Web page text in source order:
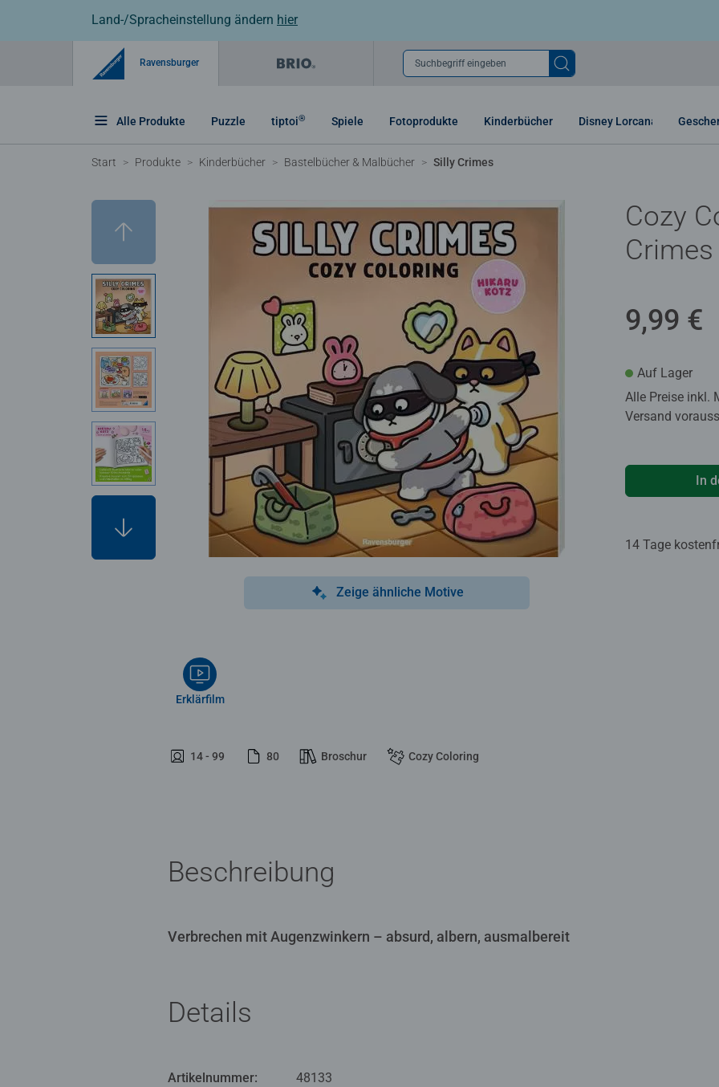
Land-/Spracheinstellung ändern hier
Ravensburger Suchbegriff eingeben
Alle Produkte Puzzle tiptoi® Spiele Fotoprodukte Kinderbücher Disney Lorcana
Start Produkte Kinderbücher Bastelbücher & Malbücher Silly Crimes
Zeige ähnliche Motive
Erklärfilm
14 - 99 80 Broschur Cozy Coloring
Cozy
Crimes
9,99 €
Auf Lager
Alle Preise inkl.
Versand
In
14 Tage
Beschreibung
Verbrechen mit Augenzwinkern – absurd, albern, ausmalbereit
Details
Artikelnummer:
48133